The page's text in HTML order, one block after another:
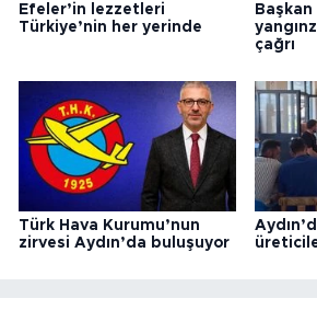
Efeler’in lezzetleri
Türkiye’nin her yerinde
Başkan
çağrı
Türk Hava Kurumu’nun
zirvesi Aydın’da buluşuyor